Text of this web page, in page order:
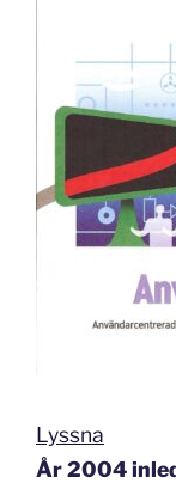
Lyssna
År 2004